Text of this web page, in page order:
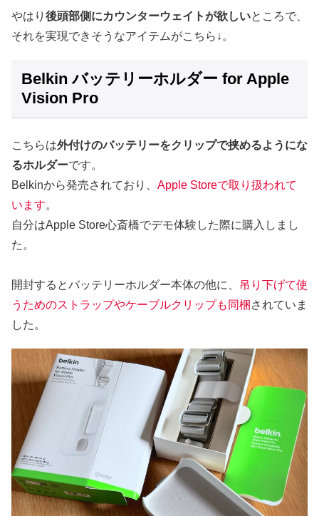
やはり 後頭部側にカウンターウェイトが欲しいところで、
それを実現できそうなアイテムがこちら↓。
Belkin バッテリーホルダー for Apple
Vision Pro
こちらは外付けのバッテリーをクリップで挟めるようにな
るホルダーです。
Belkinから発売されており、 Apple Storeで取り扱われて
います。
自分はApple Store心斎橋でデモ体験した際に購入しまし
た。
開封するとバッテリーホルダー本体の他に、
吊り下げて使
うためのストラップやケーブルクリップも同梱 されていま
した。